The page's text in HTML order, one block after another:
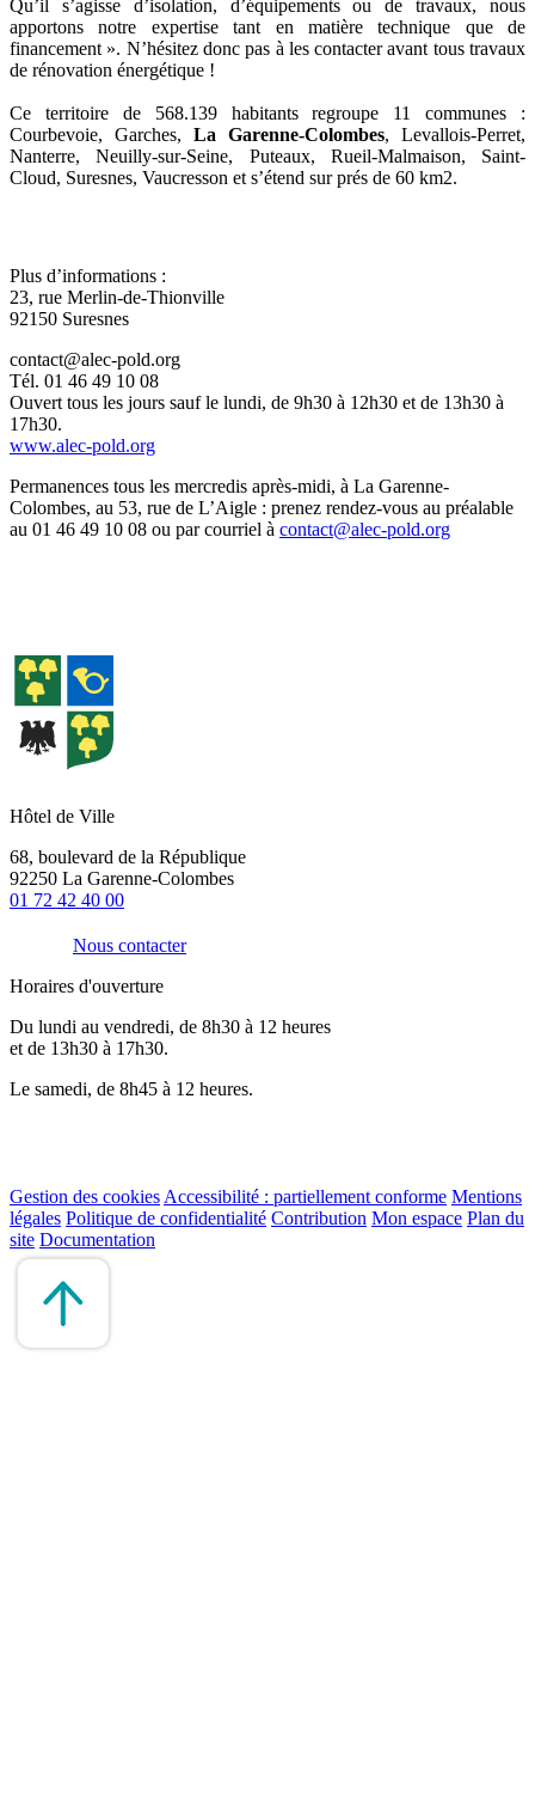
Qu’il s’agisse d’isolation, d’équipements ou de travaux, nous
apportons notre expertise tant en matière technique que de
financement ». N’hésitez donc pas à les contacter avant tous travaux
de rénovation énergétique !
Ce territoire de 568.139 habitants regroupe 11 communes :
Courbevoie, Garches, La Garenne-Colombes, Levallois-Perret,
Nanterre, Neuilly-sur-Seine, Puteaux, Rueil-Malmaison, Saint-
Cloud, Suresnes, Vaucresson et s’étend sur prés de 60 km2.
Plus d’informations :
23, rue Merlin-de-Thionville
92150 Suresnes
contact@alec-pold.org
Tél. 01 46 49 10 08
Ouvert tous les jours sauf le lundi, de 9h30 à 12h30 et de 13h30 à
17h30.
www.alec-pold.org
Permanences tous les mercredis après-midi, à La Garenne-
Colombes, au 53, rue de L’Aigle : prenez rendez-vous au préalable
au 01 46 49 10 08 ou par courriel à contact@alec-pold.org
Hôtel de Ville
68, boulevard de la République
92250 La Garenne-Colombes
01 72 42 40 00
Nous contacter
Horaires d'ouverture
Du lundi au vendredi, de 8h30 à 12 heures
et de 13h30 à 17h30.
Le samedi, de 8h45 à 12 heures.
Gestion des cookies Accessibilité : partiellement conforme Mentions
légales Politique de confidentialité Contribution Mon espace Plan du
site Documentation